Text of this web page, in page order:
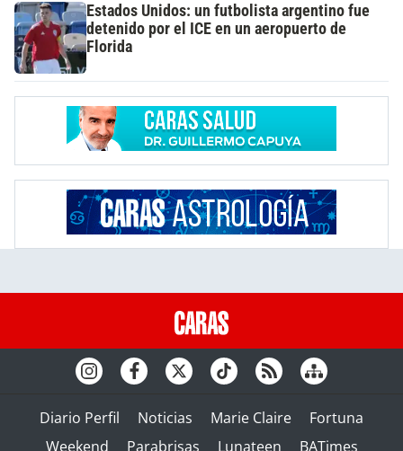
Estados Unidos: un futbolista argentino fue
detenido por el ICE en un aeropuerto de
Florida
Diario Perfil Noticias Marie Claire
Fortuna
Weekend
Parabrisas Lunateen BATimes